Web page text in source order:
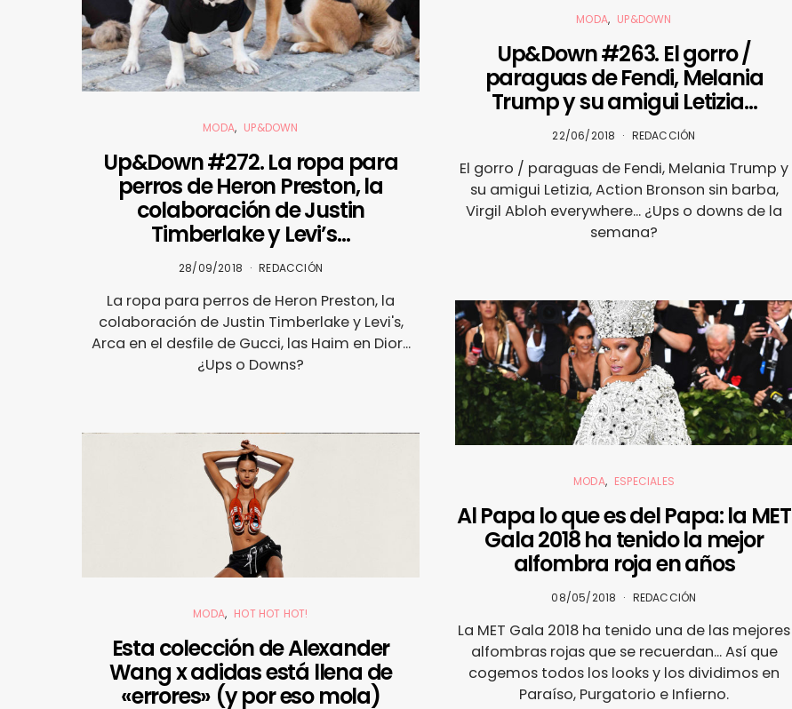
MODA UP&DOWN
Up&Down #272. La ropa para
perros de Heron Preston, la
colaboración de Justin
Timberlake y Levi’s…
28/09/2018 REDACCIÓN
La ropa para perros de Heron Preston, la
colaboración de Justin Timberlake y Levi's,
Arca en el desfile de Gucci, las Haim en Dior...
¿Ups o Downs?
MODA HOT HOT HOT!
Esta colección de Alexander
Wang x adidas está llena de
«errores» (y por eso mola)
MODA UP&DOWN
Up&Down #263. El gorro /
paraguas de Fendi, Melania
Trump y su amigui Letizia…
22/06/2018 REDACCIÓN
El gorro / paraguas de Fendi, Melania Trump y
su amigui Letizia, Action Bronson sin barba,
Virgil Abloh everywhere... ¿Ups o downs de la
semana?
MODA ESPECIALES
Al Papa lo que es del Papa: la MET
Gala 2018 ha tenido la mejor
alfombra roja en años
08/05/2018 REDACCIÓN
La MET Gala 2018 ha tenido una de las mejores
alfombras rojas que se recuerdan... Así que
cogemos todos los looks y los dividimos en
Paraíso, Purgatorio e Infierno.